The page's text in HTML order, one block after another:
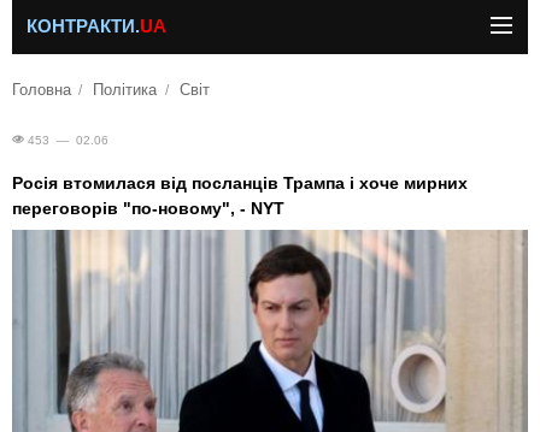
КОНТРАКТИ.UA
Головна Політика Світ
453 — 02.06
Росія втомилася від посланців Трампа і хоче мирних
переговорів "по-новому", - NYT